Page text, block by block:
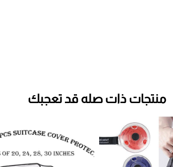
منتجات ذات صله قد تعجبك